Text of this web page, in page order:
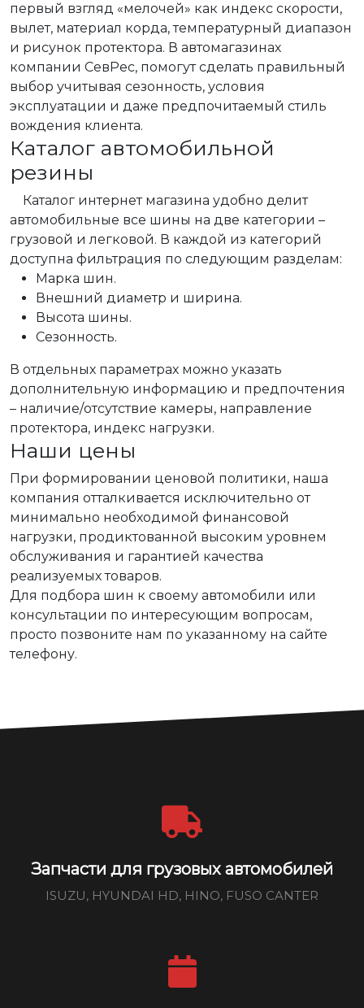
первый взгляд «мелочей» как индекс скорости,
вылет, материал корда, температурный диапазон
и рисунок протектора. В автомагазинах
компании СевРес, помогут сделать правильный
выбор учитывая сезонность, условия
эксплуатации и даже предпочитаемый стиль
вождения клиента.
Каталог автомобильной
резины
Каталог интернет магазина удобно делит
автомобильные все шины на две категории –
грузовой и легковой. В каждой из категорий
доступна фильтрация по следующим разделам:
Марка шин.
Внешний диаметр и ширина.
Высота шины.
Сезонность.
В отдельных параметрах можно указать
дополнительную информацию и предпочтения
– наличие/отсутствие камеры, направление
протектора, индекс нагрузки.
Наши цены
При формировании ценовой политики, наша
компания отталкивается исключительно от
минимально необходимой финансовой
нагрузки, продиктованной высоким уровнем
обслуживания и гарантией качества
реализуемых товаров.
Для подбора шин к своему автомобили или
консультации по интересующим вопросам,
просто позвоните нам по указанному на сайте
телефону.
Запчасти для грузовых автомобилей
ISUZU, HYUNDAI HD, HINO, FUSO CANTER